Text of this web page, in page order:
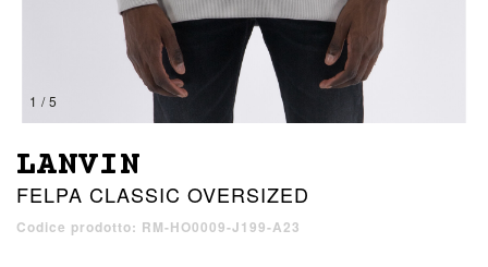
1 / 5
LANVIN
FELPA CLASSIC OVERSIZED
Codice prodotto: RM-HO0009-J199-A23